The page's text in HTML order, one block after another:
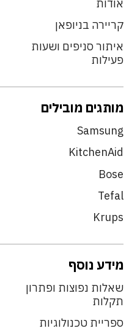
אודות
קריירה בניופאן
איתור סניפים ושעות
פעילות
מותגים מובילים
Samsung
KitchenAid
Bose
Tefal
Krups
מידע נוסף
שאלות נפוצות ופתרון
תקלות
ספריית טכנולוגיות